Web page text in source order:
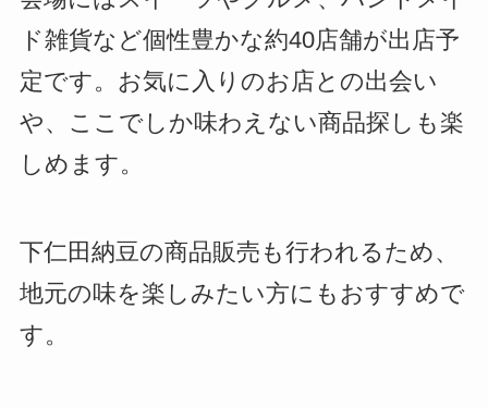
ド雑貨など個性豊かな約40店舗が出店予
定です。お気に入りのお店との出会い
や、ここでしか味わえない商品探しも楽
しめます。
下仁田納豆の商品販売も行われるため、
地元の味を楽しみたい方にもおすすめで
す。